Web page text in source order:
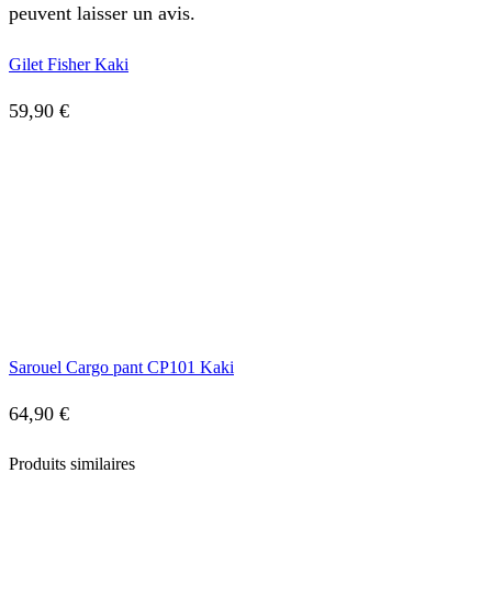
peuvent laisser un avis.
Gilet Fisher Kaki
59,90 €
Sarouel Cargo pant CP101 Kaki
64,90 €
Produits similaires